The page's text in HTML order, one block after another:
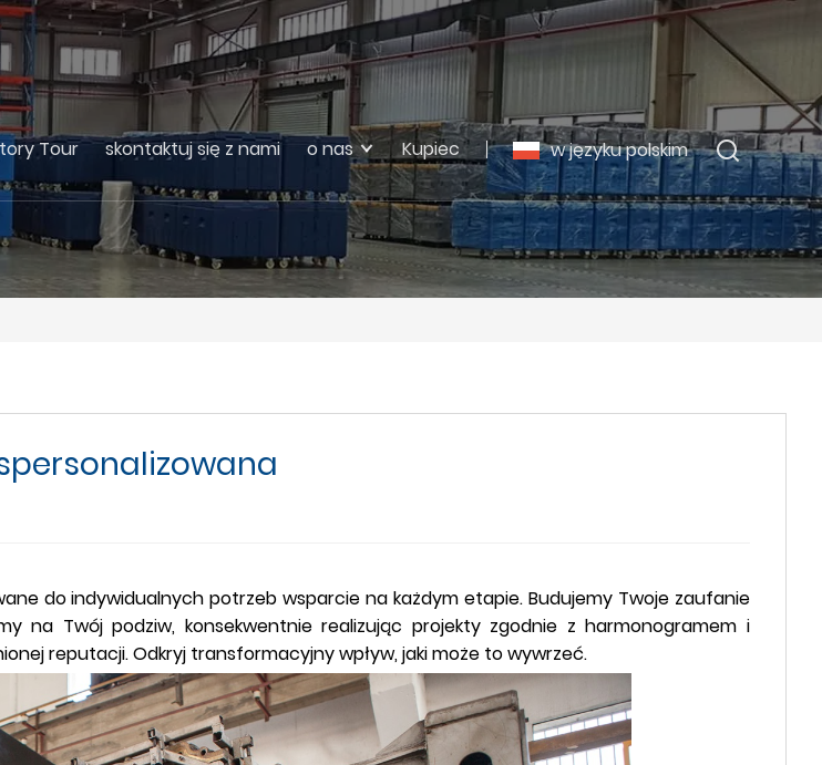
w języku polskim
Tour skontaktuj się z nami o nas Kupiec
do indywidualnych potrzeb wsparcie na każdym etapie. Budujemy Twoje zaufanie
na Twój podziw, konsekwentnie realizując projekty zgodnie z harmonogramem i
reputacji. Odkryj transformacyjny wpływ, jaki może to wywrzeć.